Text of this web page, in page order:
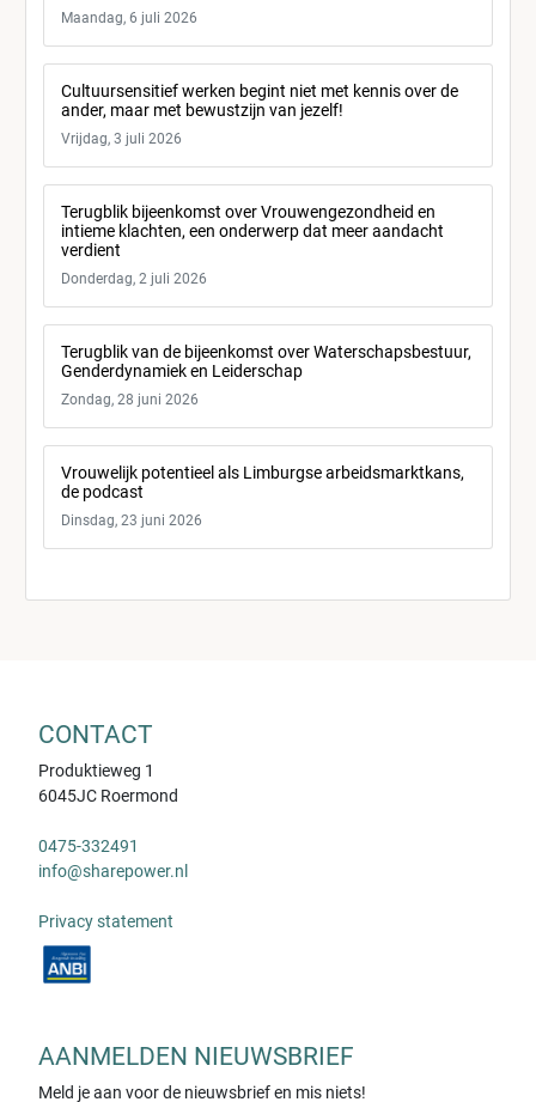
Maandag, 6 juli 2026
Cultuursensitief werken begint niet met kennis over de
ander, maar met bewustzijn van jezelf!
Vrijdag, 3 juli 2026
Terugblik bijeenkomst over Vrouwengezondheid en
intieme klachten, een onderwerp dat meer aandacht
verdient
Donderdag, 2 juli 2026
Terugblik van de bijeenkomst over Waterschapsbestuur,
Genderdynamiek en Leiderschap
Zondag, 28 juni 2026
Vrouwelijk potentieel als Limburgse arbeidsmarktkans,
de podcast
Dinsdag, 23 juni 2026
CONTACT
Produktieweg 1
6045JC Roermond
0475-332491
info@sharepower.nl
Privacy statement
AANMELDEN NIEUWSBRIEF
Meld je aan voor de nieuwsbrief en mis niets!